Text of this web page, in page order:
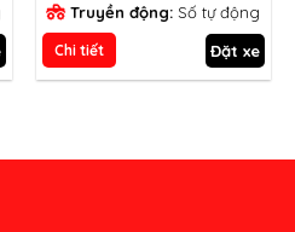
Truyền động:Số tự động
Chi tiết Đặt xe